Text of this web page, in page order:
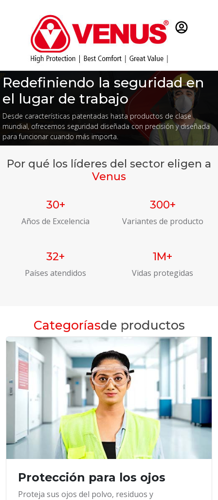
Redefiniendo la seguridad en
el lugar de trabajo
Desde características patentadas hasta productos de clase
mundial, ofrecemos seguridad diseñada con precisión y diseñada
para funcionar cuando más importa.
Por qué los líderes del sector eligen a
Venus
30+
Años de Excelencia
300+
Variantes de producto
32+
Países atendidos
1M+
Vidas protegidas
Categoríasde productos
Protección para los ojos
Proteja sus ojos del polvo, residuos y